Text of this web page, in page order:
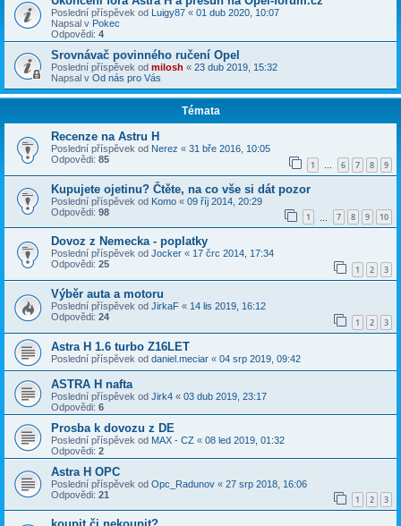
Poslední příspěvek od Luigy87 « 01 dub 2020, 10:07
Napsal v Pokec
Odpovědi: 4
Srovnávač povinného ručení Opel
Poslední příspěvek od milosh « 23 dub 2019, 15:32
Napsal v Od nás pro Vás
Témata
Recenze na Astru H
Poslední příspěvek od Nerez « 31 bře 2016, 10:05
Odpovědi: 85 1 … 6 7 8 9
Kupujete ojetinu? Čtěte, na co vše si dát pozor
Poslední příspěvek od Komo « 09 říj 2014, 20:29
Odpovědi: 98 1 7 8 9 10
Dovoz z Nemecka - poplatky
Poslední příspěvek od Jocker « 17 črc 2014, 17:34
Odpovědi: 25 1 2 3
Výběr auta a motoru
Poslední příspěvek od JirkaF « 14 lis 2019, 16:12
Odpovědi: 24 1 2 3
Astra H 1.6 turbo Z16LET
Poslední příspěvek od daniel.meciar « 04 srp 2019, 09:42
ASTRA H nafta
Poslední příspěvek od Jirk4 « 03 dub 2019, 23:17
Odpovědi: 6
Prosba k dovozu z DE
Poslední příspěvek od MAX - CZ « 08 led 2019, 01:32
Odpovědi: 2
Astra H OPC
Poslední příspěvek od Opc_Radunov « 27 srp 2018, 16:06
Odpovědi: 21 1 2 3